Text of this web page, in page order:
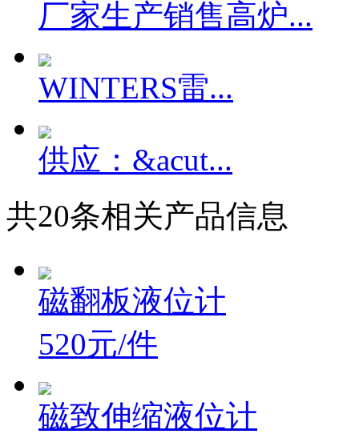
厂家生产销售高炉...
WINTERS雷...
供应：&acut...
共20条相关产品信息
磁翻板液位计
520元/件
磁致伸缩液位计